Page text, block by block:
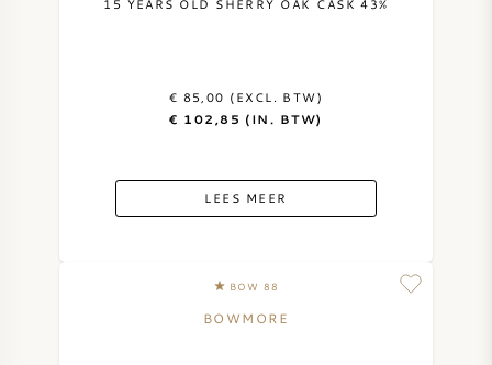
15 YEARS OLD SHERRY OAK CASK 43%
€ 85,00 (EXCL. BTW)
€ 102,85 (IN. BTW)
LEES MEER
BOW 88
BOWMORE